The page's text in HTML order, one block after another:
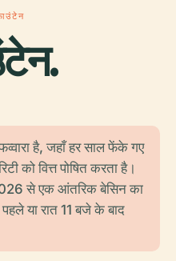
है, जहाँ हर साल फेंके गए
को वित्त पोषित करता है।
से एक आंतरिक बेसिन का
या रात 11 बजे के बाद